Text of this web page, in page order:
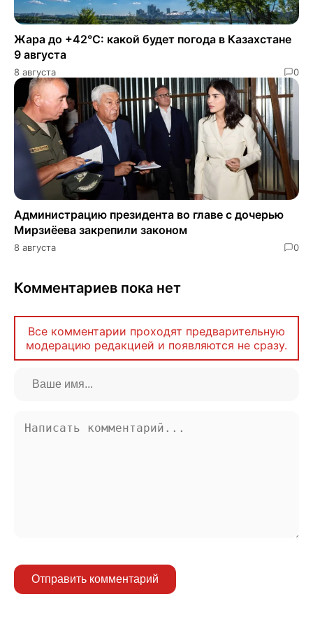
Жара до +42°C: какой будет погода в Казахстане
9 августа
8 августа 0
Администрацию президента во главе с дочерью
Мирзиёева закрепили законом
8 августа 0
Комментариев пока нет
Все комментарии проходят предварительную
модерацию редакцией и появляются не сразу.
Отправить комментарий